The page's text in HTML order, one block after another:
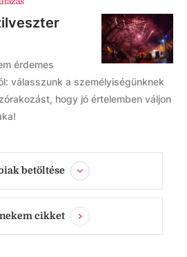
érdemes
válasszunk a személyiségünknek
hogy jó értelemben váljon
betöltése
cikket